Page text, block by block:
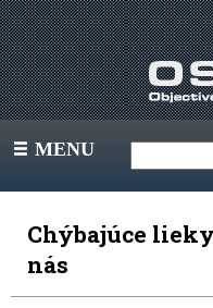
III MENU
Chýbajúce
nás